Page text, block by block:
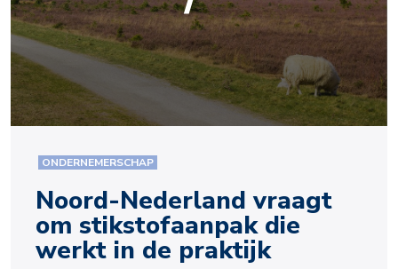
ONDERNEMERSCHAP
Noord-Nederland vraagt
om stikstofaanpak die
werkt in de praktijk